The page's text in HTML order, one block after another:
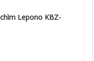
Lepono KBZ-